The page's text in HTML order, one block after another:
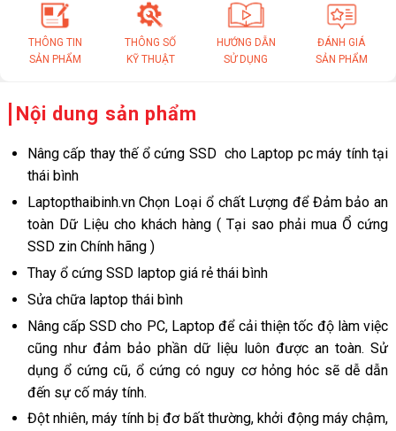
THÔNG TIN
SẢN PHẨM
THÔNG SỐ
KỸ THUẬT
HƯỚNG DẪN
SỬ DỤNG
ĐÁNH GIÁ
SẢN PHẨM
Nội dung sản phẩm
Nâng cấp thay thế ổ cứng SSD cho Laptop pc máy tính tại
thái bình
Laptopthaibinh.vn Chọn Loại ổ chất Lượng để Đảm bảo an
toàn Dữ Liệu cho khách hàng ( Tại sao phải mua Ổ cứng
SSD zin Chính hãng )
Thay ổ cứng SSD laptop giá rẻ thái bình
Sửa chữa laptop thái bình
Nâng cấp SSD cho PC, Laptop để cải thiện tốc độ làm việc
cũng như đảm bảo phần dữ liệu luôn được an toàn. Sử
dụng ổ cứng cũ, ổ cứng có nguy cơ hỏng hóc sẽ dễ dẫn
đến sự cố máy tính.
Đột nhiên, máy tính bị đơ bất thường, khởi động máy chậm,